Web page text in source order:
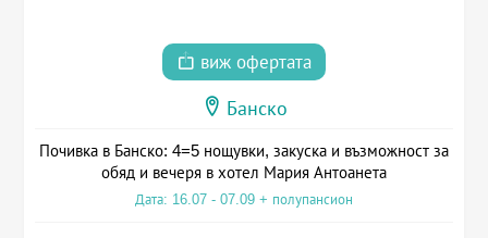
виж офертата
Банско
Почивка в Банско: 4=5 нощувки, закуска и възможност за
обяд и вечеря в хотел Мария Антоанета
Дата: 16.07 - 07.09 + полупансион